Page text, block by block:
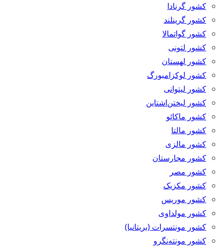
کشور گرنادا
کشور گرینلند
کشور گواتمالا
کشور لتونی
کشور لهستان
کشور لوکزامبورگ
کشور لیتوانی
کشور لیختن‌اشتاین
کشور ماکائو
کشور مالتا
کشور مالزی
کشور مجارستان
کشور مصر
کشور مکزیک
کشور موریس
کشور مولداوی
کشور مونتسرات (بریتانیا)
کشور مونته‌نگرو